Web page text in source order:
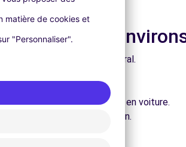
et dans les
son patrimoine architectural.
en pleine nature.
facilement accessibles en voiture.
et marchés de Liévin.